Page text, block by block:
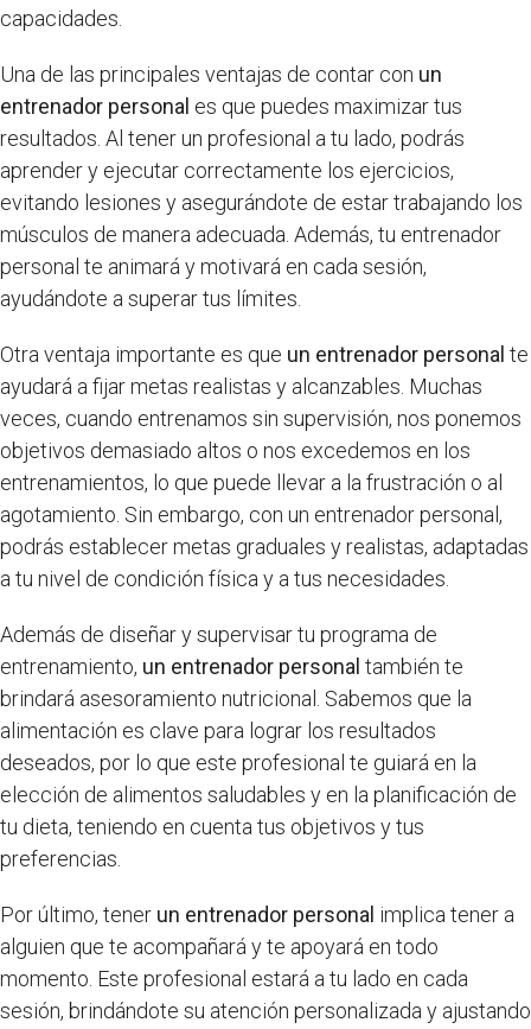
capacidades.
Una de las principales ventajas de contar con un
entrenador personal es que puedes maximizar tus
resultados. Al tener un profesional a tu lado, podrás
aprender y ejecutar correctamente los ejercicios,
evitando lesiones y asegurándote de estar trabajando los
músculos de manera adecuada. Además, tu entrenador
personal te animará y motivará en cada sesión,
ayudándote a superar tus límites.
Otra ventaja importante es que un entrenador personal te
ayudará a fijar metas realistas y alcanzables. Muchas
veces, cuando entrenamos sin supervisión, nos ponemos
objetivos demasiado altos o nos excedemos en los
entrenamientos, lo que puede llevar a la frustración o al
agotamiento. Sin embargo, con un entrenador personal,
podrás establecer metas graduales y realistas, adaptadas
a tu nivel de condición física y a tus necesidades.
Además de diseñar y supervisar tu programa de
entrenamiento, un entrenador personal también te
brindará asesoramiento nutricional. Sabemos que la
alimentación es clave para lograr los resultados
deseados, por lo que este profesional te guiará en la
elección de alimentos saludables y en la planificación de
tu dieta, teniendo en cuenta tus objetivos y tus
preferencias.
Por último, tener un entrenador personal implica tener a
alguien que te acompañará y te apoyará en todo
momento. Este profesional estará a tu lado en cada
sesión, brindándote su atención personalizada y ajustando